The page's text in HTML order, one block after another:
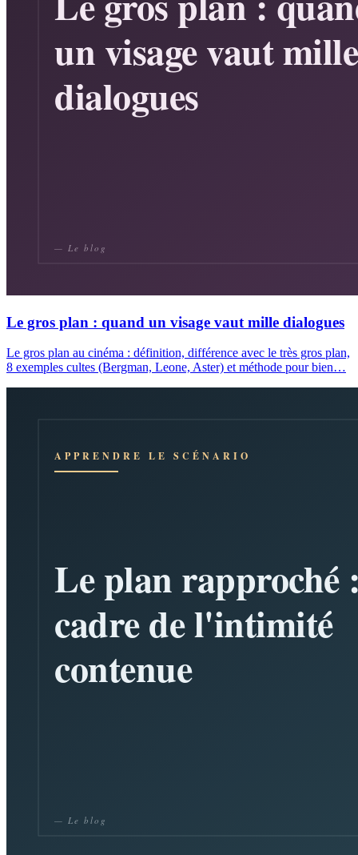
Le gros plan : quand un visage vaut mille dialogues
Le gros plan au cinéma : définition, différence avec le très gros plan,
8 exemples cultes (Bergman, Leone, Aster) et méthode pour bien…